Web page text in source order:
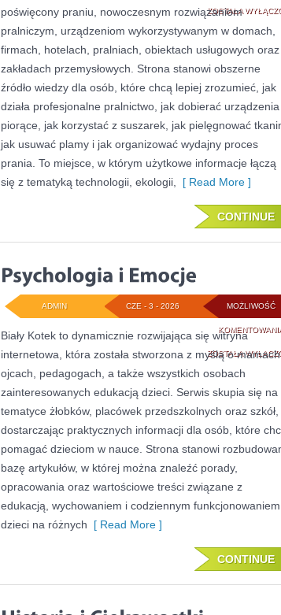
ZOSTAŁA
poświęcony praniu, nowoczesnym rozwiązaniom
pralniczym, urządzeniom wykorzystywanym w domach,
firmach, hotelach, pralniach, obiektach usługowych oraz
zakładach przemysłowych. Strona stanowi obszerne
źródło wiedzy dla osób, które chcą lepiej zrozumieć, jak
działa profesjonalne pralnictwo, jak dobierać urządzenia
piorące, jak korzystać z suszarek, jak pielęgnować
jak usuwać plamy i jak organizować wydajny proces
prania. To miejsce, w którym użytkowe informacje łączą
się z tematyką technologii, ekologii,
[ Read More ]
CONTINUE
MOŻLIWOŚĆ
ZOSTAŁA
CZE - 3 - 2026
ADMIN
Biały Kotek to dynamicznie rozwijająca się witryna
internetowa, która została stworzona z myślą o
ojcach, pedagogach, a także wszystkich osobach
zainteresowanych edukacją dzieci. Serwis skupia się na
tematyce żłobków, placówek przedszkolnych oraz szkół,
dostarczając praktycznych informacji dla osób, które
pomagać dzieciom w nauce. Strona stanowi
bazę artykułów, w której można znaleźć porady,
opracowania oraz wartościowe treści związane z
edukacją, wychowaniem i codziennym funkcjonowaniem
dzieci na różnych [ Read More ]
CONTINUE